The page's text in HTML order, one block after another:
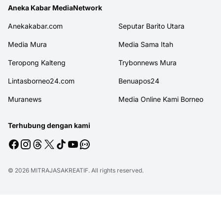
Aneka Kabar MediaNetwork
Anekakabar.com Seputar Barito Utara
Media Mura Media Sama Itah
Teropong Kalteng Trybonnews Mura
Lintasborneo24.com Benuapos24
Muranews Media Online Kami Borneo
Terhubung dengan kami
© 2026 MITRAJASAKREATIF. All rights reserved.